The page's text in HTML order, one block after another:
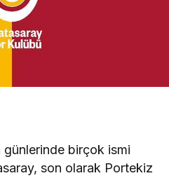
birçok ismi
son olarak Portekiz